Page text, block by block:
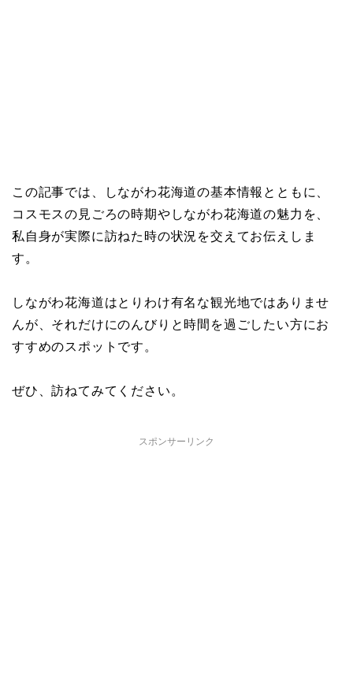
この記事では、しながわ花海道の基本情報とともに、
コスモスの見ごろの時期やしながわ花海道の魅力を、
私自身が実際に訪ねた時の状況を交えてお伝えしま
す。
しながわ花海道はとりわけ有名な観光地ではありませ
んが、それだけにのんびりと時間を過ごしたい方にお
すすめのスポットです。
ぜひ、訪ねてみてください。
スポンサーリンク